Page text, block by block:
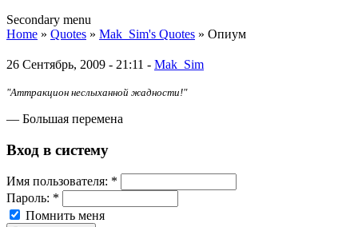
Secondary menu
Home » Quotes » Mak_Sim's Quotes » Опиум
26 Сентябрь, 2009 - 21:11 - Mak_Sim
"Аттракцион неслыханной жадности!"
— Большая перемена
Вход в систему
Имя пoльзовaтeля: *
Пароль: *
Помнить меня